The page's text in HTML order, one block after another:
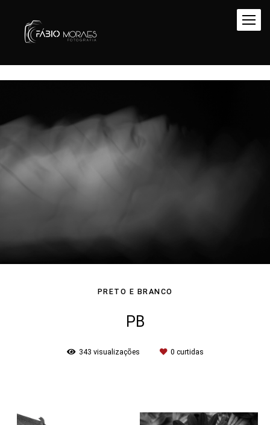
PRETO E BRANCO
PB
343 visualizações 0 curtidas